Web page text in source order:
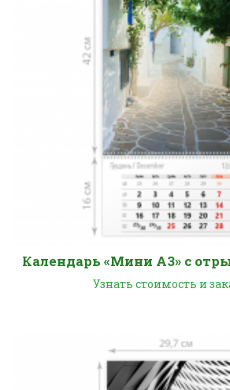
Календарь «Мини А3» с
Узнать стоимость и